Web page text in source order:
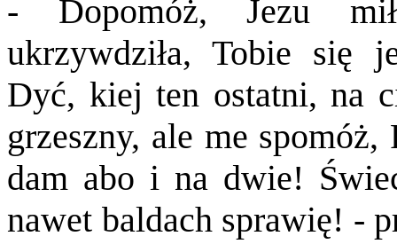
- Dopomóż, Jezu
ukrzywdziła, Tobie się
Dyć, kiej ten ostatni, na
grzeszny, ale me
dam abo i na dwie!
nawet baldach sprawię! -